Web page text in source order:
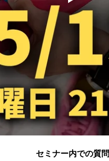
セミナー内での質問